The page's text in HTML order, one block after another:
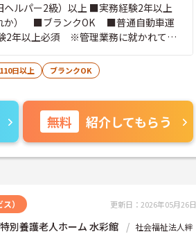
ルパー2級）以上 ■実務経験2年以上
れか） ■ブランクOK ■普通自動車運
年以上必須 ※管理業務に就かれてい
日以上
ブランクOK
無料 紹介してもらう
） 更新日：2026年05月26日
別養護老人ホーム 水彩館
社会福祉法人絆